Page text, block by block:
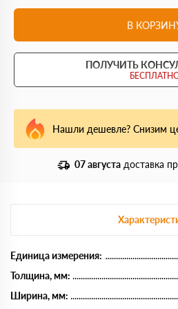
В
ПОЛУЧИТЬ
Нашли дешевле? Снизим
07 августа доставка
Единица измерения:
Толщина, мм:
Ширина, мм: